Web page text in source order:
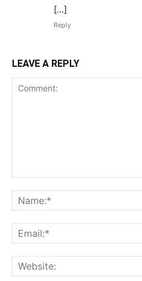
[…]
Reply
LEAVE A REPLY